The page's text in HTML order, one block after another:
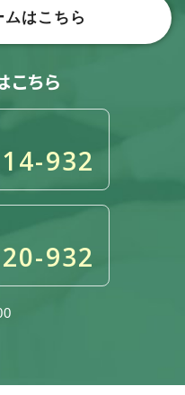
はこちら
こちら
932
932